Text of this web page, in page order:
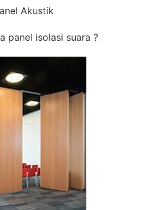
Akustik
panel isolasi suara ?